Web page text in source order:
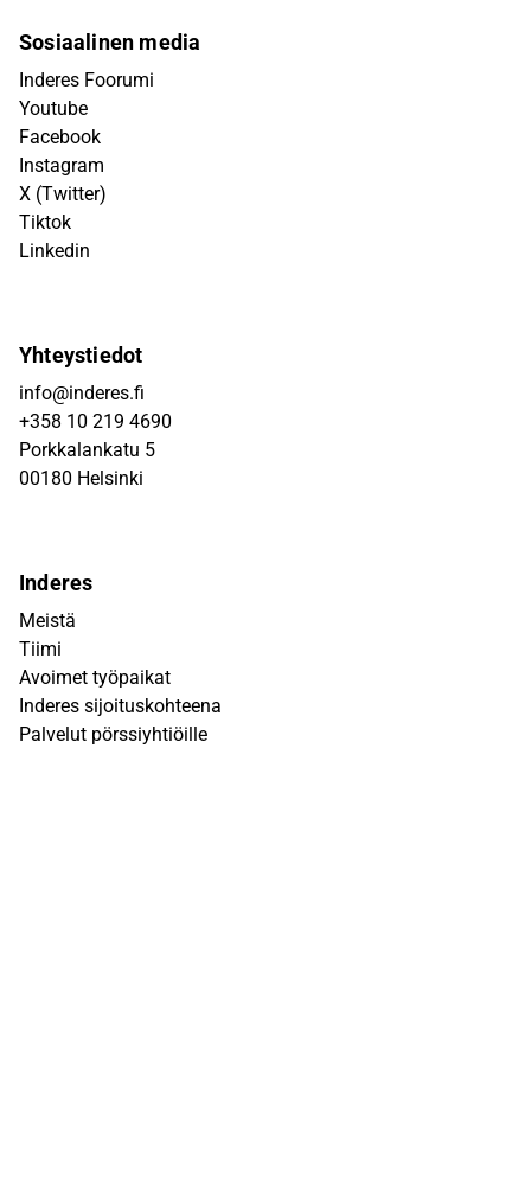
Sosiaalinen media
Inderes Foorumi
Youtube
Facebook
Instagram
X (Twitter)
Tiktok
Linkedin
Yhteystiedot
info@inderes.fi
+358 10 219 4690
Porkkalankatu 5
00180 Helsinki
Inderes
Meistä
Tiimi
Avoimet työpaikat
Inderes sijoituskohteena
Palvelut pörssiyhtiöille